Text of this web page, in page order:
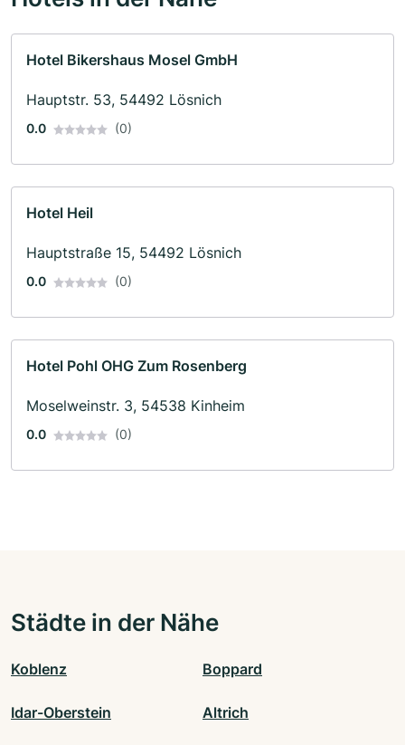
Hotel Bikershaus Mosel GmbH
Hauptstr. 53, 54492 Lösnich
0.0 (0)
Hotel Heil
Hauptstraße 15, 54492 Lösnich
0.0 (0)
Hotel Pohl OHG Zum Rosenberg
Moselweinstr. 3, 54538 Kinheim
0.0 (0)
Städte in der Nähe
Koblenz Boppard
Idar-Oberstein Altrich